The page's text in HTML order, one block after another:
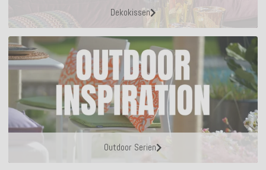
Dekokissen
Outdoor Serien